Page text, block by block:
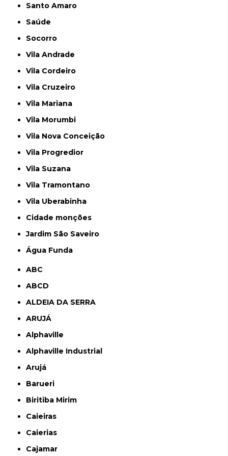
Santo Amaro
Saúde
Socorro
Vila Andrade
Vila Cordeiro
Vila Cruzeiro
Vila Mariana
Vila Morumbi
Vila Nova Conceição
Vila Progredior
Vila Suzana
Vila Tramontano
Vila Uberabinha
cidade monções
jardim São Saveiro
Água Funda
ABC
ABCD
ALDEIA DA SERRA
ARUJÁ
Alphaville
Alphaville Industrial
Arujá
Barueri
Biritiba Mirim
Caieiras
Caierias
Cajamar